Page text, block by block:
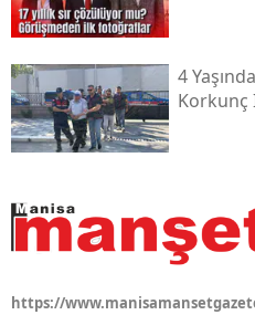
4
Korkunç
https://